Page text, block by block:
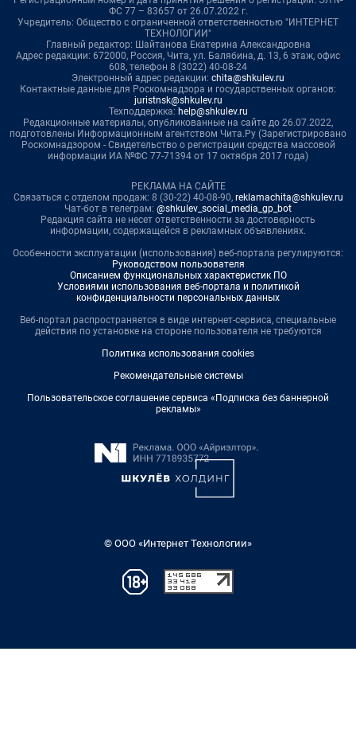
ФС 77 – 83657 от 26.07.2022 г.
Учредитель: Общество с ограниченной ответственностью "ИНТЕРНЕТ
ТЕХНОЛОГИИ"
Главный редактор: Шайтанова Екатерина Александровна
Адрес редакции: 672000, Россия, Чита, ул. Балябина, д. 13, 6 этаж, офис
608, телефон 8 (3022) 40-08-24
Электронный адрес редакции: chita@shkulev.ru
Контактные данные для Роскомнадзора и государственных органов:
juristnsk@shkulev.ru
Техподдержка: help@shkulev.ru
Редакционные материалы, опубликованные на сайте до 26.07.2022,
подготовлены Информационным агентством Чита.Ру (Зарегистрировано
Роскомнадзором - Свидетельство о регистрации средства массовой
информации ИА №ФС 77-71394 от 17 октября 2017 года)
РЕКЛАМА НА САЙТЕ
Связаться с отделом продаж: 8 (30-22) 40-08-90, reklamachita@shkulev.ru
Чат-бот в телеграм: @shkulev_social_media_gp_bot
Редакция сайта не несет ответственности за достоверность
информации, содержащейся в рекламных объявлениях.
Особенности эксплуатации (использования) веб-портала регулируются:
Руководством пользователя
Описанием функциональных характеристик ПО
Условиями использования веб-портала и политикой
конфиденциальности персональных данных
Веб-портал распространяется в виде интернет-сервиса, специальные
действия по установке на стороне пользователя не требуются
Политика использования cookies
Рекомендательные системы
Пользовательское соглашение сервиса «Подписка без баннерной
рекламы»
© ООО «Интернет Технологии»